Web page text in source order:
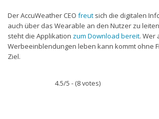
Der AccuWeather CEO freut sich die digitalen
auch über das Wearable an den Nutzer zu
steht die Applikation zum Download bereit. Wer
Werbeeinblendungen leben kann kommt ohne
Ziel.
4.5/5 - (8 votes)